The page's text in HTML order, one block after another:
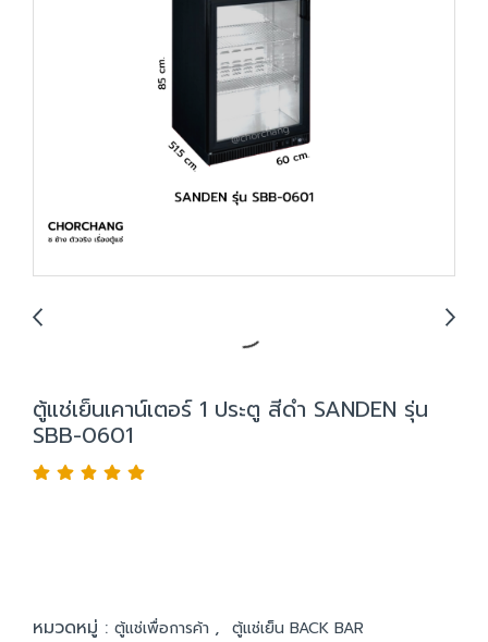
ตู้แช่เย็นเคาน์เตอร์ 1 ประตู สีดำ SANDEN รุ่น
SBB-0601
หมวดหมู่ : ตู้แช่เพื่อการค้า , ตู้แช่เย็น BACK BAR